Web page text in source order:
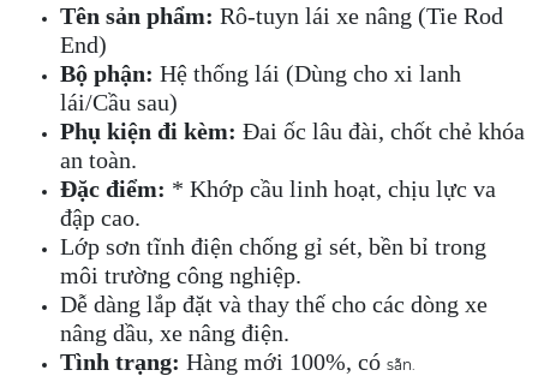
Tên sản phẩm: Rô-tuyn lái xe nâng (Tie Rod
End)
Bộ phận: Hệ thống lái (Dùng cho xi lanh
lái/Cầu sau)
Phụ kiện đi kèm: Đai ốc lâu đài, chốt chẻ khóa
an toàn.
Đặc điểm: * Khớp cầu linh hoạt, chịu lực va
đập cao.
Lớp sơn tĩnh điện chống gỉ sét, bền bỉ trong
môi trường công nghiệp.
Dễ dàng lắp đặt và thay thế cho các dòng xe
nâng dầu, xe nâng điện.
Tình trạng: Hàng mới 100%, có sẵn.